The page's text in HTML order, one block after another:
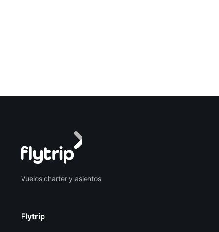
Vuelos charter y asientos
Flytrip